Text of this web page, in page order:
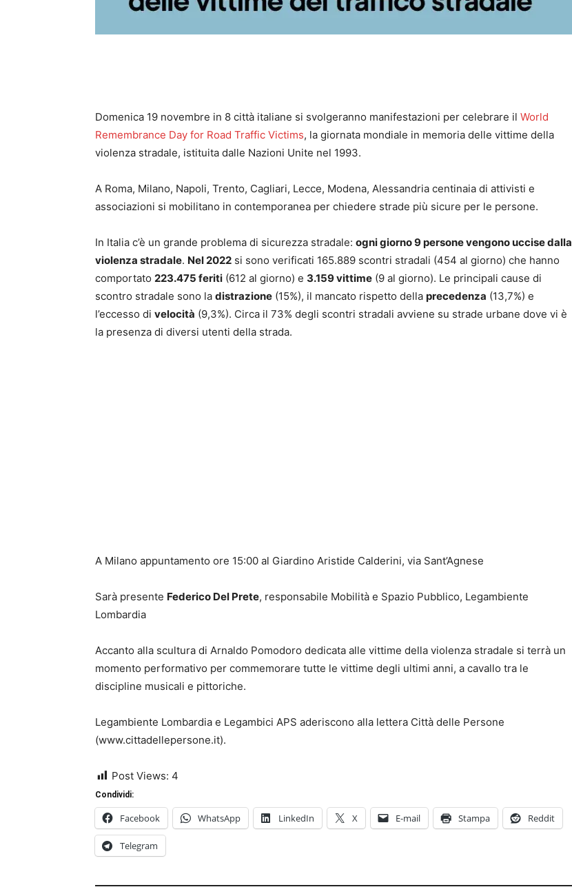
Domenica 19 novembre in 8 città italiane si svolgeranno manifestazioni per celebrare il World
Remembrance Day for Road Traffic Victims, la giornata mondiale in memoria delle vittime della
violenza stradale, istituita dalle Nazioni Unite nel 1993.
A Roma, Milano, Napoli, Trento, Cagliari, Lecce, Modena, Alessandria centinaia di attivisti e
associazioni si mobilitano in contemporanea per chiedere strade più sicure per le persone.
In Italia c’è un grande problema di sicurezza stradale: ogni giorno 9 persone vengono uccise dalla
violenza stradale. Nel 2022 si sono verificati 165.889 scontri stradali (454 al giorno) che hanno
comportato 223.475 feriti (612 al giorno) e 3.159 vittime (9 al giorno). Le principali cause di
scontro stradale sono la distrazione (15%), il mancato rispetto della precedenza (13,7%) e
l’eccesso di velocità (9,3%). Circa il 73% degli scontri stradali avviene su strade urbane dove vi è
la presenza di diversi utenti della strada.
‍A Milano appuntamento ore 15:00 al Giardino Aristide Calderini, via Sant’Agnese
Sarà presente Federico Del Prete, responsabile Mobilità e Spazio Pubblico, Legambiente
Lombardia
Accanto alla scultura di Arnaldo Pomodoro dedicata alle vittime della violenza stradale si terrà un
momento performativo per commemorare tutte le vittime degli ultimi anni, a cavallo tra le
discipline musicali e pittoriche.
Legambiente Lombardia e Legambici APS aderiscono alla lettera Città delle Persone
(www.cittadellepersone.it).
Post Views: 4
Condividi:
Facebook WhatsApp LinkedIn X E-mail Stampa Reddit
Telegram